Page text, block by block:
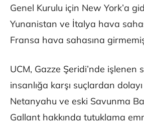
Genel Kurulu için New York’a
Yunanistan ve İtalya hava
Fransa hava sahasına
UCM, Gazze Şeridi’nde işlenen
insanlığa karşı suçlardan dolayı
Netanyahu ve eski Savunma
Gallant hakkında tutuklama emri